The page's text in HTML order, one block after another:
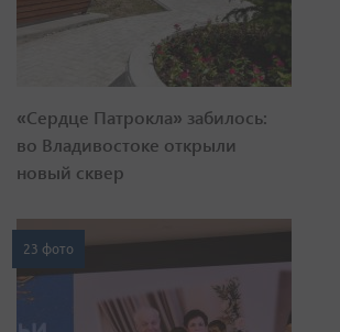
«Сердце Патрокла» забилось:
во Владивостоке открыли
новый сквер
23 фото